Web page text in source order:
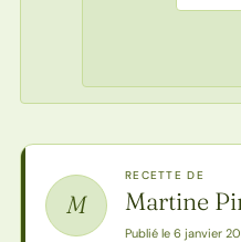
M
RECETTE DE
Martine
Publié le 6 janvier